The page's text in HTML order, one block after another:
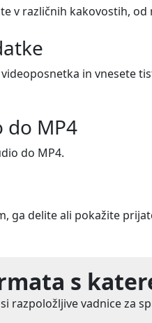
v različnih kakovostih, od
in vnesete
do MP4
do MP4.
ga delite ali pokažite
s
razpoložljive vadnice za